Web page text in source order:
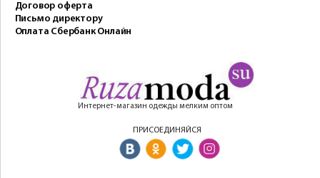
Договор оферта
Письмо директору
Оплата Сбербанк Онлайн
Интернет-магазин одежды мелким оптом
ПРИСОЕДИНЯЙСЯ